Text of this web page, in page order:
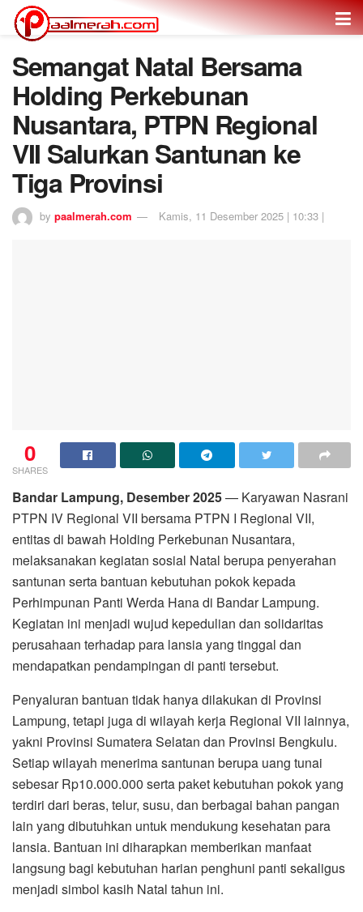
Semangat Natal Bersama
Holding Perkebunan
Nusantara, PTPN Regional
VII Salurkan Santunan ke
Tiga Provinsi
by paalmerah.com Kamis, 11 Desember 2025 | 10:33 |
0
SHARES
Bandar Lampung, Desember 2025— Karyawan Nasrani
PTPN IV Regional VII bersama PTPN I Regional VII,
entitas di bawah Holding Perkebunan Nusantara,
melaksanakan kegiatan sosial Natal berupa penyerahan
santunan serta bantuan kebutuhan pokok kepada
Perhimpunan Panti Werda Hana di Bandar Lampung.
Kegiatan ini menjadi wujud kepedulian dan solidaritas
perusahaan terhadap para lansia yang tinggal dan
mendapatkan pendampingan di panti tersebut.
Penyaluran bantuan tidak hanya dilakukan di Provinsi
Lampung, tetapi juga di wilayah kerja Regional VII lainnya,
yakni Provinsi Sumatera Selatan dan Provinsi Bengkulu.
Setiap wilayah menerima santunan berupa uang tunai
sebesar Rp10.000.000 serta paket kebutuhan pokok yang
terdiri dari beras, telur, susu, dan berbagai bahan pangan
lain yang dibutuhkan untuk mendukung kesehatan para
lansia. Bantuan ini diharapkan memberikan manfaat
langsung bagi kebutuhan harian penghuni panti sekaligus
menjadi simbol kasih Natal tahun ini.